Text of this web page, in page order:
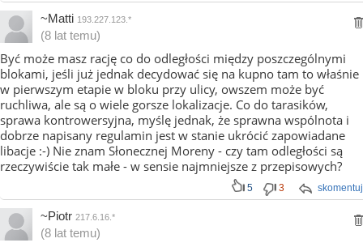
~Matti 193.227.123.*
(8 lat temu)
Być może masz rację co do odległości między poszczególnymi
blokami, jeśli już jednak decydować się na kupno tam to właśnie
w pierwszym etapie w bloku przy ulicy, owszem może być
ruchliwa, ale są o wiele gorsze lokalizacje. Co do tarasików,
sprawa kontrowersyjna, myślę jednak, że sprawna wspólnota i
dobrze napisany regulamin jest w stanie ukrócić zapowiadane
libacje :-) Nie znam Słonecznej Moreny - czy tam odległości są
rzeczywiście tak małe - w sensie najmniejsze z przepisowych?
skomentuj
5 3
~Piotr 217.6.16.*
(8 lat temu)